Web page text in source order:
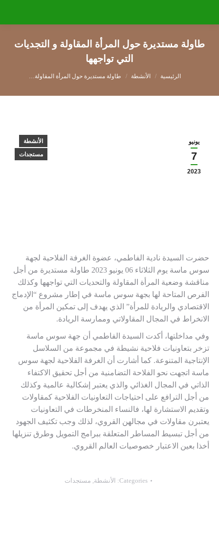
طاولة مستديرة حول المرأة المقاولة و التجديات
التي تواجهها
You are here: الأنشطة طاولة مستديرة حول المرأة المقاولة…
يونيو
7
2023
الأنشطة
مستجدات
حضرت السيدة نادية الفاطمي، عضوة الغرفة الفلاحية لجهة
سوس ماسة يوم الثلاثاء 06 يونيو 2023 طاولة مستديرة من أجل
مناقشة وضعية المرأة المقاولة والتحديات التي تواجهها وكذلك
الفرص المتاحة لها بجهة سوس ماسة في إطار مشروع “الإدماج
الاقتصادي والريادة للمرأة” الذي يهدف إلى تمكين المرأة من
الانخراط في المجال المقاولاتي وممارسة الريادة.
وفي مداخلتها، أكدت السيدة الفاطمي أن جهة سوس ماسة
تزخر بتعاونيات فلاحية نشيطة في مجموعة من السلاسل
الإنتاجية المتنوعة. كما أشارت أن الغرفة الفلاحية لجهة سوس
ماسة اتجهت نحو الفلاحة التضامنية من أجل تحقيق الاكتفاء
الذاتي في المجال الغذائي والذي يعتبر إشكالية عالمية وكذلك
من أجل الترافع على احتياجات التعاونيات الفلاحية كمقاولات
وتقديم الاستشارة لها، فالنساء المنخرطات في التعاونيات
يعتبرن مقاولات في مجالهن القروي، لذلك وجب تكثيف الجهود
من أجل تبسيط المساطر المتعلقة ببرامج التمويل وطرق تنزيلها
أخذا بعين الاعتبار خصوصيات العالم القروي.
Categories: الأنشطة, مستجدات